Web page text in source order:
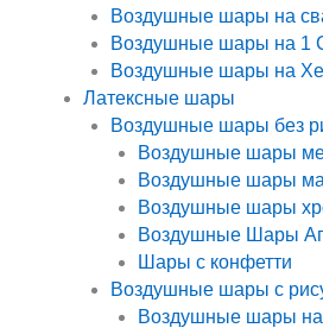
Воздушные шары на
Воздушные шары на 1
Воздушные шары на
Латексные шары
Воздушные шары без
Воздушные шары
Воздушные шары
Воздушные шары
Воздушные Шары
Шары с конфетти
Воздушные шары с
Воздушные шары